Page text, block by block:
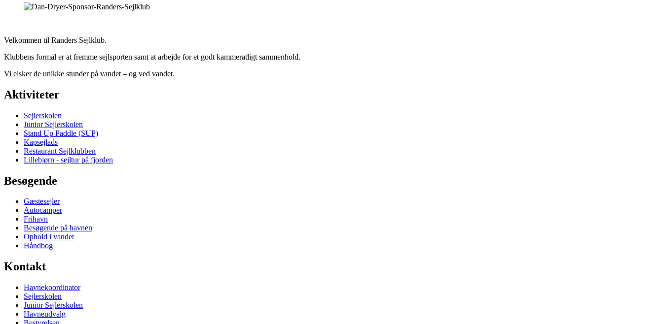
Velkommen til Randers Sejlklub.
Klubbens formål er at fremme sejlsporten samt at arbejde for et godt kammeratligt sammenhold.
Vi elsker de unikke stunder på vandet – og ved vandet.
Aktiviteter
Sejlerskolen
Junior Sejlerskolen
Stand Up Paddle (SUP)
Kapsejlads
Restaurant Sejlklubben
Lillebjørn - sejltur på fjorden
Besøgende
Gæstesejler
Autocamper
Frihavn
Besøgende på havnen
Ophold i vandet
Håndbog
Kontakt
Havnekoordinator
Sejlerskolen
Junior Sejlerskolen
Havneudvalg